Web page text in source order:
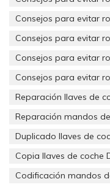
Además el
lo que debemos
puertas acorazadas
lo más habitual es
protección como los de
Vigilar todos los
No podemos dejar
son delincuentes
lo más seguro es que
comoventanas o
Consejos para evitar
Consejos para evitar
Consejos para evitar
Consejos para evitar
Reparación llaves de
Reparación mandos
Duplicado llaves de
Copia llaves de coche
Codificación mandos